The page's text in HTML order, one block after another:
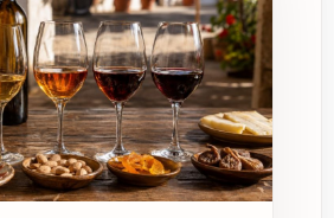
Spirituosen für besondere
werden.
überzeugt der edle Likör
ansprechende Flasche und
Rezeptur.
und Ihren Liebsten diesen
Likör und bereichern Sie